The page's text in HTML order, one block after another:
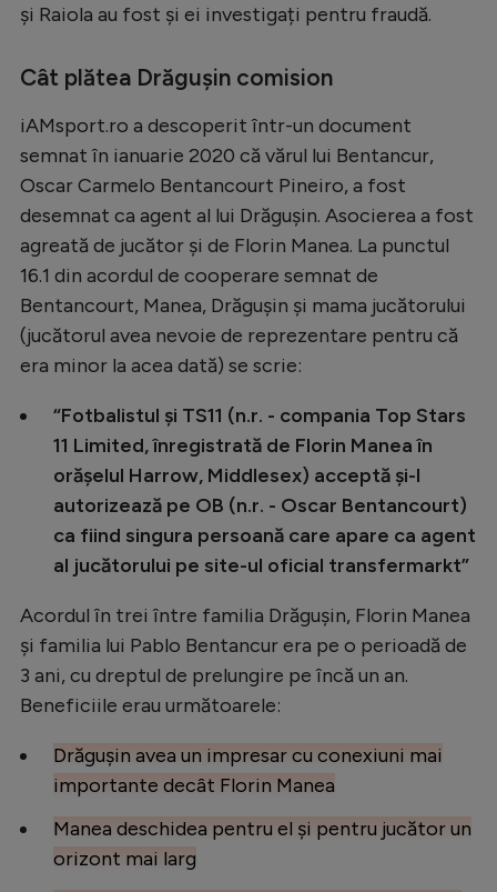
și Raiola au fost și ei investigați pentru fraudă.
Cât plătea Drăgușin comision
iAMsport.ro a descoperit într-un document
semnat în ianuarie 2020 că vărul lui Bentancur,
Oscar Carmelo Bentancourt Pineiro, a fost
desemnat ca agent al lui Drăgușin. Asocierea a fost
agreată de jucător și de Florin Manea. La punctul
16.1 din acordul de cooperare semnat de
Bentancourt, Manea, Drăgușin și mama jucătorului
(jucătorul avea nevoie de reprezentare pentru că
era minor la acea dată) se scrie:
“Fotbalistul și TS11 (n.r. - compania Top Stars
11 Limited, înregistrată de Florin Manea în
orășelul Harrow, Middlesex) acceptă și-l
autorizează pe OB (n.r. - Oscar Bentancourt)
ca fiind singura persoană care apare ca agent
al jucătorului pe site-ul oficial transfermarkt”
Acordul în trei între familia Drăgușin, Florin Manea
și familia lui Pablo Bentancur era pe o perioadă de
3 ani, cu dreptul de prelungire pe încă un an.
Beneficiile erau următoarele:
Drăgușin avea un impresar cu conexiuni mai
importante decât Florin Manea
Manea deschidea pentru el și pentru jucător un
orizont mai larg